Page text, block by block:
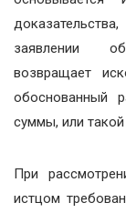
заявлении
возвращает
обоснованный
суммы, или
При
истцом